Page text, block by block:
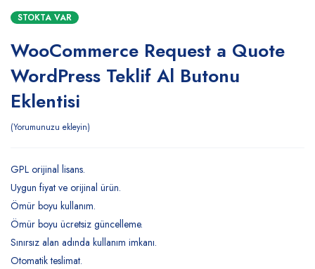
STOKTA VAR
WooCommerce Request a Quote
WordPress Teklif Al Butonu
Eklentisi
Yorumunuzu ekleyin
GPL orijinal lisans.
Uygun fiyat ve orijinal ürün.
Ömür boyu kullanım.
Ömür boyu ücretsiz güncelleme.
Sınırsız alan adında kullanım imkanı.
Otomatik teslimat.